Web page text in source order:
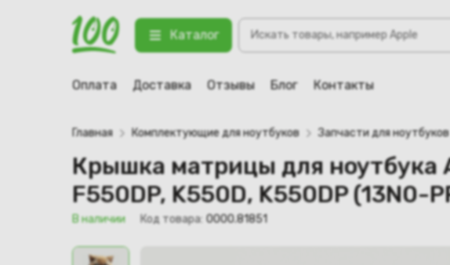
Каталог
товаров
Оплата Доставка Отзывы Блог Контакты
Крышка матрицы для ноутбука Asus X550D,
PPA0111)
Главная Комплектующие для ноутбуков Запчасти для ноутбуков
Крышка матрицы для ноутбука
F550DP, K550D, K550DP (13N0-
В наличии Код товара: 0000.81851